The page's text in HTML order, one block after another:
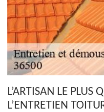
L’ARTISAN LE PLUS
L’ENTRETIEN